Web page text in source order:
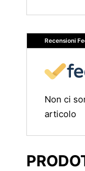
Recensioni
Non ci
articolo